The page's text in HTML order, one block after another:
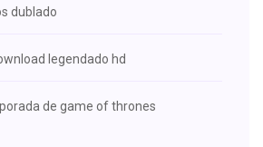
dublado
legendado hd
de game of thrones